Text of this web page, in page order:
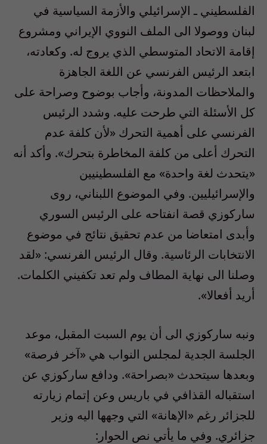
الفلسطيني ـ الإسرائيلي والأزمة السياسية في
لبنان ووصولا الى الملف النووي الإيراني ومشروع
إقامة الاتحاد المتوسطي الذي يروج له. وكعادته،
ابتعد الرئيس الفرنسي عن اللغة الجاهزة
والملاحظات المدونة، وأجاب بوضوح وصراحة على
كل الأسئلة التي طرحت عليه. وشدد الرئيس
الفرنسي على أهمية التحرك «لأن كلفة عدم
التحرك أعلى من كلفة المخاطرة بتحرك». وأكد أنه
«يتحدث لغة واحدة» مع الفلسطينيين
والإسرائيليين. وفي الموضوع اللبناني، روى
ساركوزي قصة انفتاحه على الرئيس السوري
وأبدى امتعاضا من عدم تحقيق نتائج في موضوع
الانتخابات الرئاسية. وقال الرئيس الفرنسي: «لقد
وصلنا الى نهاية المطاف ولم تعد تكفيني الكلمات.
أريد أفعالا».
ونبه ساركوزي الى أن يوم السبت المقبل، موعد
الجلسة الجدية لمجلس النواب هي «آخر فرصة»
وبعدها سيتحدث «بصراحة». ودافع ساركوزي عن
استقباله القذافي في باريس وعن إتمام زيارته
للجزائر رغم «الإهانة» التي وجهها اليه وزير
جزائري. وفي ما يأتي نص الحوار: